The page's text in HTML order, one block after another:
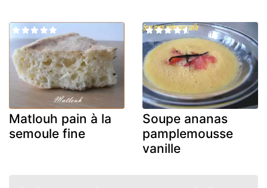
Matlouh pain à la
semoule fine
Soupe ananas
pamplemousse
vanille